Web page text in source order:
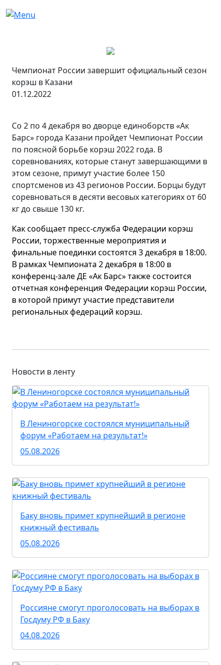
Чемпионат России завершит официальный сезон
корэш в Казани
01.12.2022
Со 2 по 4 декабря во дворце единоборств «Ак
Барс» города Казани пройдет Чемпионат России
по поясной борьбе корэш 2022 года. В
соревнованиях, которые станут завершающими в
этом сезоне, примут участие более 150
спортсменов из 43 регионов России. Борцы будут
соревноваться в десяти весовых категориях от 60
кг до свыше 130 кг.
Как сообщает пресс-служба Федерации корэш
России, торжественные мероприятия и
финальные поединки состоятся 3 декабря в 18:00.
В рамках Чемпионата 2 декабря в 18:00 в
конференц-зале ДЕ «Ак Барс» также состоится
отчетная конференция Федерации корэш России,
в которой примут участие представители
региональных федераций корэш.
Новости в ленту
В Лениногорске состоялся муниципальный
форум «Работаем на результат!»
05.08.2026
Баку вновь примет крупнейший в регионе
книжный фестиваль
05.08.2026
Россияне смогут проголосовать на выборах в
Госдуму РФ в Баку
04.08.2026